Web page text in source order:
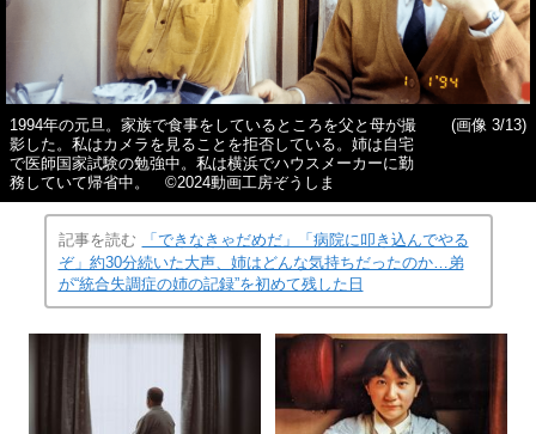
1994年の元旦。家族で食事をしているところを父と母が撮
影した。私はカメラを見ることを拒否している。姉は自宅
で医師国家試験の勉強中。私は横浜でハウスメーカーに勤
務していて帰省中。 ©2024動画工房ぞうしま
(画像 3/13)
記事を読む
「できなきゃだめだ」「病院に叩き込んでやる
ぞ」約30分続いた大声、姉はどんな気持ちだったのか…弟
が“統合失調症の姉の記録”を初めて残した日